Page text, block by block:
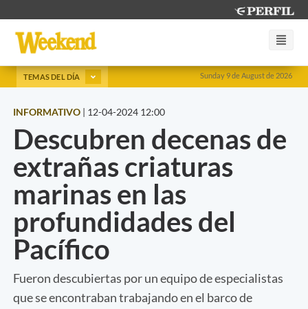
Sunday 9 de August de 2026
TEMAS DEL DÍA
INFORMATIVO | 12-04-2024 12:00
Descubren decenas de
extrañas criaturas
marinas en las
profundidades del
Pacífico
Fueron descubiertas por un equipo de especialistas
que se encontraban trabajando en el barco de